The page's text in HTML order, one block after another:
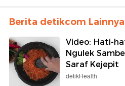
Berita detikcom Lainnya
Video: Hati-
Ngulek
Saraf Kejepit
detikHealth